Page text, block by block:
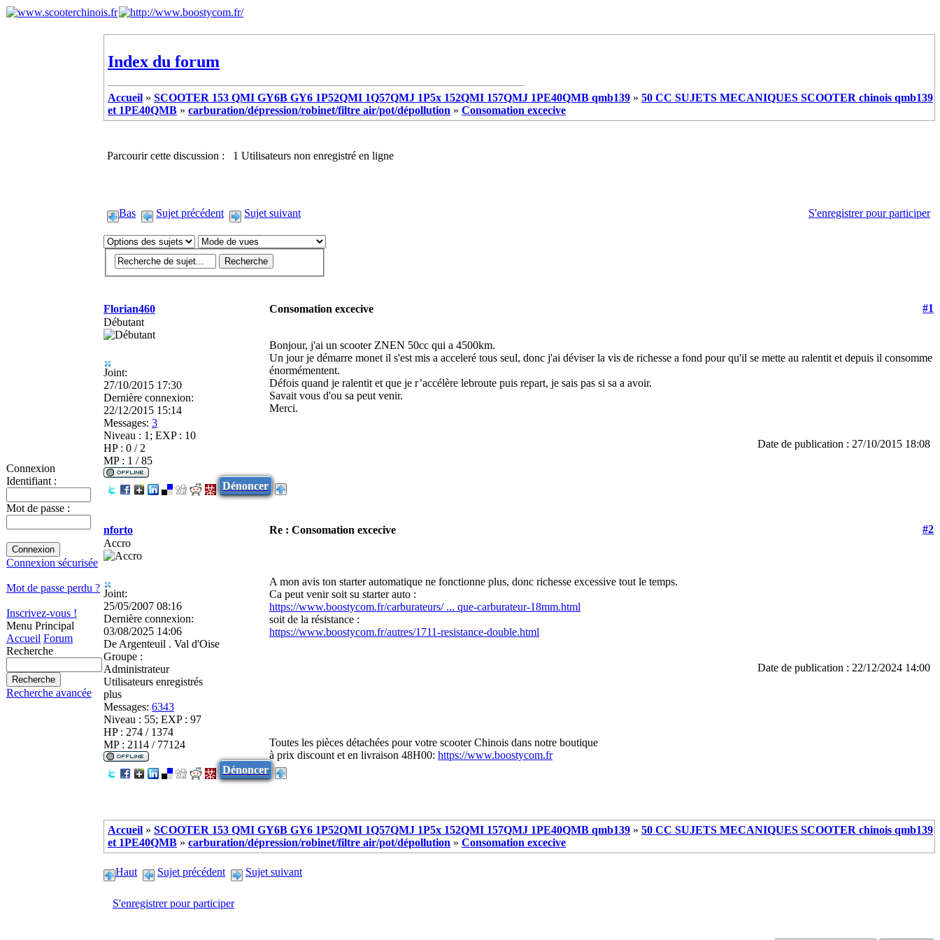
Connexion
Identifiant :
Mot de passe :
Connexion sécurisée
Mot de passe perdu ?
Inscrivez-vous !
Menu Principal
Accueil Forum
Recherche
Recherche avancée
Index du forum
Accueil » SCOOTER 153 QMI GY6B GY6 1P52QMI 1Q57QMJ 1P5x 152QMI 157QMJ 1PE40QMB qmb139 » 50 CC SUJETS MECANIQUES SCOOTER chinois qmb139
et 1PE40QMB » carburation/dépression/robinet/filtre air/pot/dépollution » Consomation excecive
Parcourir cette discussion : 1 Utilisateurs non enregistré en ligne
Bas Sujet précédent Sujet suivant S'enregistrer pour participer
Florian460 Consomation excecive
#1
Débutant
Joint:
27/10/2015 17:30
Dernière connexion:
22/12/2015 15:14
Messages: 3
Niveau : 1; EXP : 10
HP : 0 / 2
MP : 1 / 85
Bonjour, j'ai un scooter ZNEN 50cc qui a 4500km.
Un jour je démarre monet il s'est mis a acceleré tous seul, donc j'ai déviser la vis de richesse a fond pour qu'il se mette au ralentit et depuis il consomme
énormémentent.
Défois quand je ralentit et que je r’accélère lebroute puis repart, je sais pas si sa a avoir.
Savait vous d'ou sa peut venir.
Merci.
Date de publication : 27/10/2015 18:08
Dénoncer
nforto Re : Consomation excecive
#2
Accro
Joint:
25/05/2007 08:16
Dernière connexion:
03/08/2025 14:06
De Argenteuil . Val d'Oise
Groupe :
Administrateur
Utilisateurs enregistrés
plus
Messages: 6343
Niveau : 55; EXP : 97
HP : 274 / 1374
MP : 2114 / 77124
A mon avis ton starter automatique ne fonctionne plus, donc richesse excessive tout le temps.
Ca peut venir soit su starter auto :
https://www.boostycom.fr/carburateurs/ ... que-carburateur-18mm.html
soit de la résistance :
https://www.boostycom.fr/autres/1711-resistance-double.html
Date de publication : 22/12/2024 14:00
Toutes les pièces détachées pour votre scooter Chinois dans notre boutique
à prix discount et en livraison 48H00: https://www.boostycom.fr
Dénoncer
Accueil » SCOOTER 153 QMI GY6B GY6 1P52QMI 1Q57QMJ 1P5x 152QMI 157QMJ 1PE40QMB qmb139 » 50 CC SUJETS MECANIQUES SCOOTER chinois qmb139
et 1PE40QMB » carburation/dépression/robinet/filtre air/pot/dépollution » Consomation excecive
Haut Sujet précédent Sujet suivant
S'enregistrer pour participer